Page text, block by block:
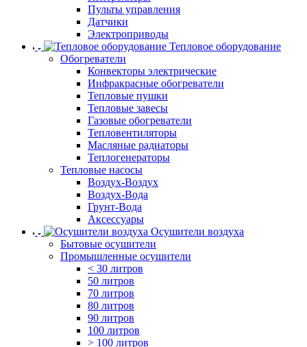
Пульты управления
Датчики
Электроприводы
Тепловое оборудование
Обогреватели
Конвекторы электрические
Инфракрасные обогреватели
Тепловые пушки
Тепловые завесы
Газовые обогреватели
Тепловентиляторы
Масляные радиаторы
Теплогенераторы
Тепловые насосы
Воздух-Воздух
Воздух-Вода
Грунт-Вода
Аксессуары
Осушители воздуха
Бытовые осушители
Промышленные осушители
< 30 литров
50 литров
70 литров
80 литров
90 литров
100 литров
> 100 литров